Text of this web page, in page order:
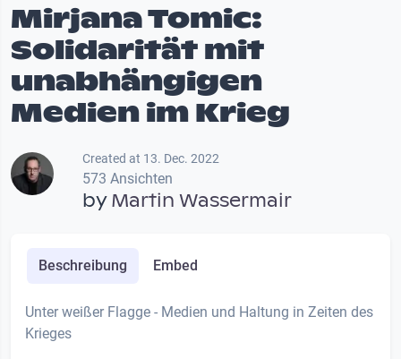
Mirjana Tomic:
Solidarität mit
unabhängigen
Medien im Krieg
Created at 13. Dec. 2022
573 Ansichten
byMartin Wassermair
Beschreibung Embed
Unter weißer Flagge - Medien und Haltung in Zeiten des
Krieges